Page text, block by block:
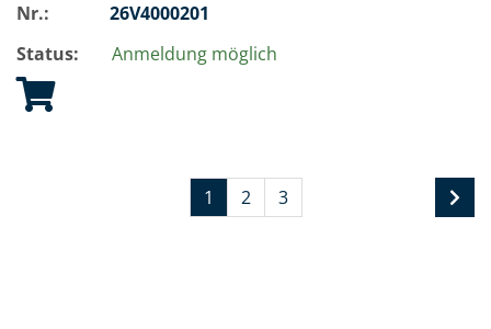
Nr.:
26V4000201
Status:
Anmeldung möglich
1 2 3